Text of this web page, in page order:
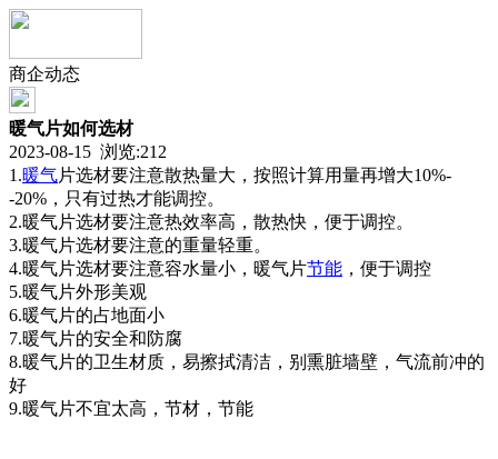
商企动态
暖气片如何选材
2023-08-15 浏览:212
1.暖气片选材要注意散热量大，按照计算用量再增大10%-
-20%，只有过热才能调控。
2.暖气片选材要注意热效率高，散热快，便于调控。
3.暖气片选材要注意的重量轻重。
4.暖气片选材要注意容水量小，暖气片节能 ，便于调控
5.暖气片外形美观
6.暖气片的占地面小
7.暖气片的安全和防腐
8.暖气片的卫生材质，易擦拭清洁，别熏脏墙壁，气流前冲的
好
9.暖气片不宜太高，节材，节能